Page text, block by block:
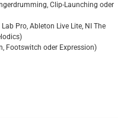
Clip-Launching oder
Pro, Ableton Live Lite, NI The
Footswitch oder Expression)